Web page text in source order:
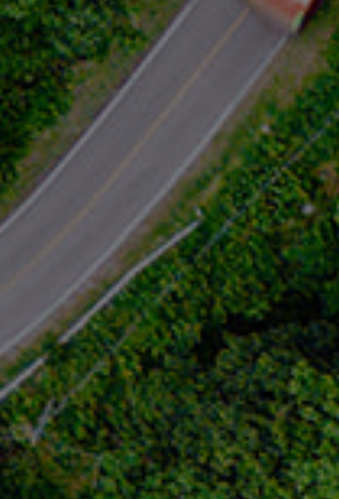
Kontakt
Voyages et Autocars Erny
20, rue de l'Ecole
L-6169 Eschweiler
Tél:+352 78 94 14
Email:info@erny-wewer.lu
*Datenschutzbestimmungen